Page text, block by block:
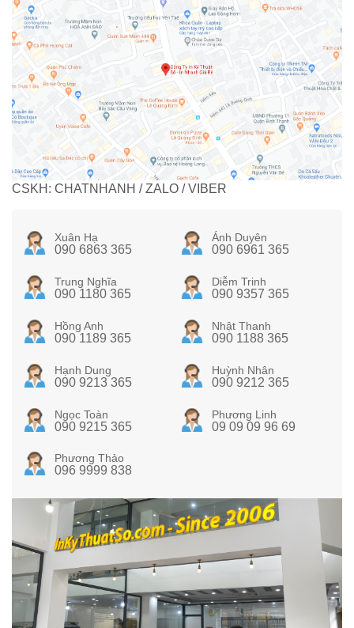
CSKH: CHATNHANH / ZALO / VIBER
Xuân Hạ
090 6863 365
Ánh Duyên
090 6961 365
Trung Nghĩa
090 1180 365
Diễm Trinh
090 9357 365
Hồng Anh
090 1189 365
Nhật Thanh
090 1188 365
Hạnh Dung
090 9213 365
Huỳnh Nhân
090 9212 365
Ngọc Toàn
090 9215 365
Phương Linh
09 09 09 96 69
Phương Thảo
096 9999 838